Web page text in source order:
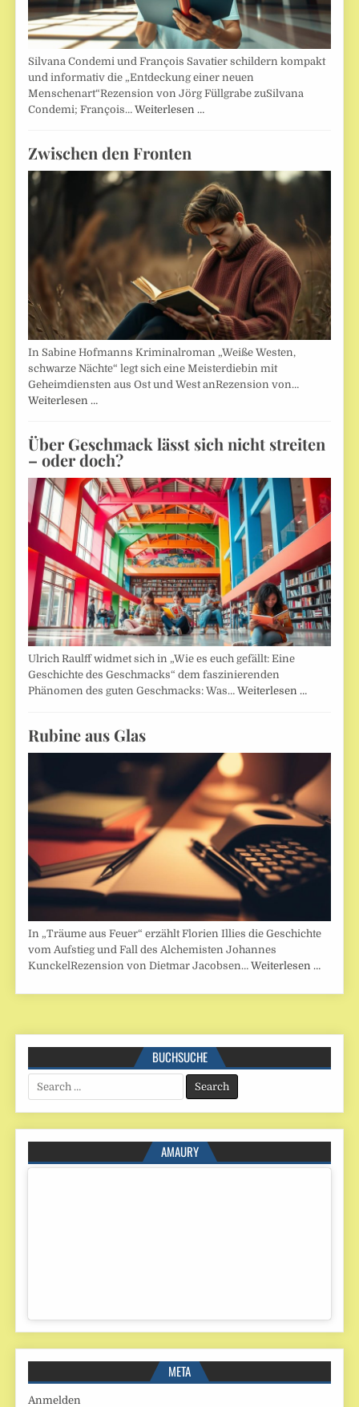
Silvana Condemi und François Savatier schildern kompakt
und informativ die „Entdeckung einer neuen
Menschenart“Rezension von Jörg Füllgrabe zuSilvana
Condemi; François…Weiterlesen …
Zwischen den Fronten
In Sabine Hofmanns Kriminalroman „Weiße Westen,
schwarze Nächte“ legt sich eine Meisterdiebin mit
Geheimdiensten aus Ost und West anRezension von…
Weiterlesen …
Über Geschmack lässt sich nicht streiten
– oder doch?
Ulrich Raulff widmet sich in „Wie es euch gefällt: Eine
Geschichte des Geschmacks“ dem faszinierenden
Phänomen des guten Geschmacks: Was…Weiterlesen …
Rubine aus Glas
In „Träume aus Feuer“ erzählt Florien Illies die Geschichte
vom Aufstieg und Fall des Alchemisten Johannes
KunckelRezension von Dietmar Jacobsen…Weiterlesen …
BUCHSUCHE
Search
for:
AMAURY
META
Anmelden